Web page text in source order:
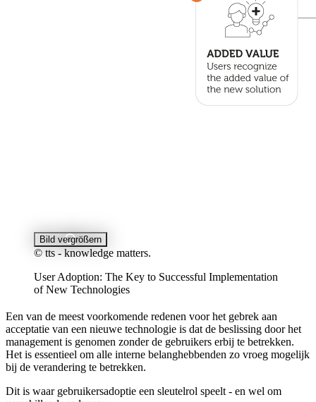
Bild vergrößern
© tts - knowledge matters.
User Adoption: The Key to Successful Implementation
of New Technologies
Een van de meest voorkomende redenen voor het gebrek aan
acceptatie van een nieuwe technologie is dat de beslissing door het
management is genomen zonder de gebruikers erbij te betrekken.
Het is essentieel om alle interne belanghebbenden zo vroeg mogelijk
bij de verandering te betrekken.
Dit is waar gebruikersadoptie een sleutelrol speelt - en wel om